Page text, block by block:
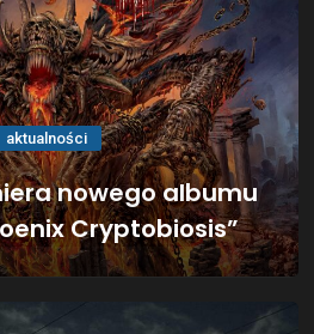
aktualności
nowego albumu
Cryptobiosis”